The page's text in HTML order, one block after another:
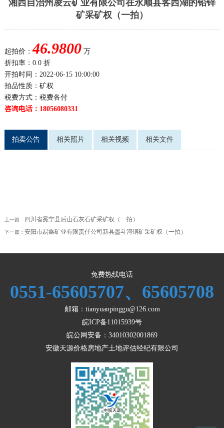
湘西自治州凌云矿业有限公司在永顺县客西湖的铅锌
矿采矿权（一拍）
起拍价：46.9800 万
折扣率：0.0 折
开拍时间：2022-06-15 10:00:00
拍品性质：矿权
税费方式：税费各付
咨询电话：18056080331
拍卖公告 相关照片 相关视频 相关文件
上一篇： 四川省冕宁县后山石灰石矿采矿权（一拍）
下一篇： 安阳市易鑫矿业有限责任公司新县墨斗河铜矿采矿权（一拍）
免费热线电话
0551-65605707、65605708
邮箱：tianyuanpinggu@126.com
皖ICP备11015939号
皖公网安备： 34010302001869
安徽天源价格房地产土地评估经纪有限公司